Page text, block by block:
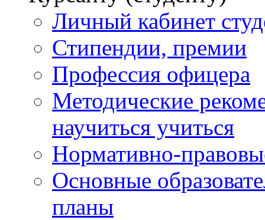
Личный кабинет
Стипендии, премии
Профессия офицера
Методические
научиться учиться
Нормативно-
Основные
планы